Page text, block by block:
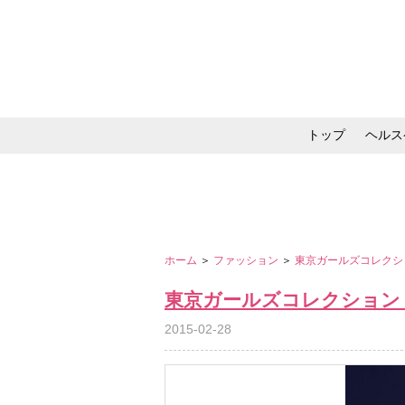
トップ ヘル
ホーム ＞ ファッション ＞ 東京ガールズコレク
東京ガールズコレクショ
2015-02-28